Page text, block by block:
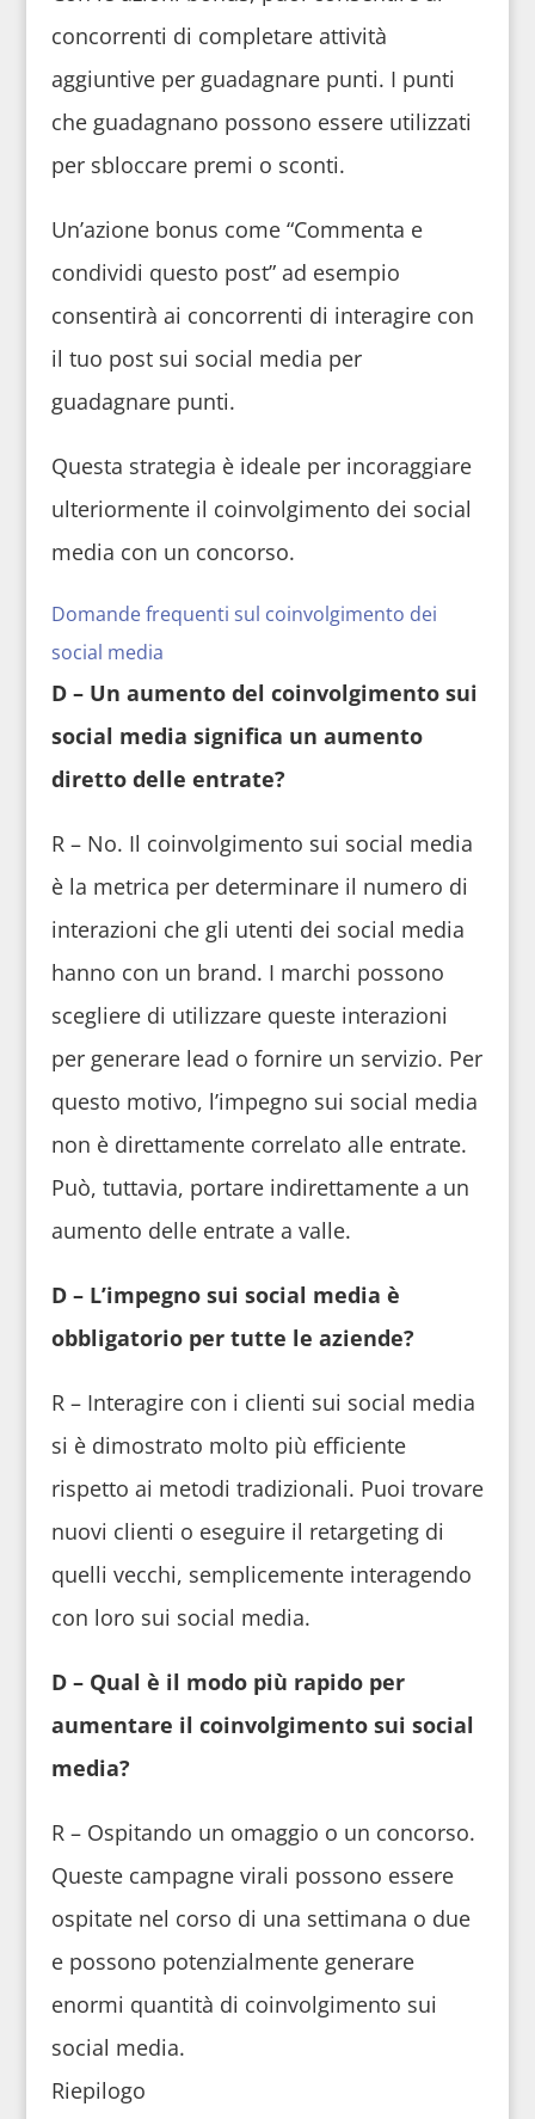
concorrenti di completare attività
aggiuntive per guadagnare punti. I punti
che guadagnano possono essere utilizzati
per sbloccare premi o sconti.
Un’azione bonus come “Commenta e
condividi questo post” ad esempio
consentirà ai concorrenti di interagire con
il tuo post sui social media per
guadagnare punti.
Questa strategia è ideale per incoraggiare
ulteriormente il coinvolgimento dei social
media con un concorso.
Domande frequenti sul coinvolgimento dei
social media
D – Un aumento del coinvolgimento sui
social media significa un aumento
diretto delle entrate?
R – No. Il coinvolgimento sui social media
è la metrica per determinare il numero di
interazioni che gli utenti dei social media
hanno con un brand. I marchi possono
scegliere di utilizzare queste interazioni
per generare lead o fornire un servizio. Per
questo motivo, l’impegno sui social media
non è direttamente correlato alle entrate.
Può, tuttavia, portare indirettamente a un
aumento delle entrate a valle.
D – L’impegno sui social media è
obbligatorio per tutte le aziende?
R – Interagire con i clienti sui social media
si è dimostrato molto più efficiente
rispetto ai metodi tradizionali. Puoi trovare
nuovi clienti o eseguire il retargeting di
quelli vecchi, semplicemente interagendo
con loro sui social media.
D – Qual è il modo più rapido per
aumentare il coinvolgimento sui social
media?
R – Ospitando un omaggio o un concorso.
Queste campagne virali possono essere
ospitate nel corso di una settimana o due
e possono potenzialmente generare
enormi quantità di coinvolgimento sui
social media.
Riepilogo